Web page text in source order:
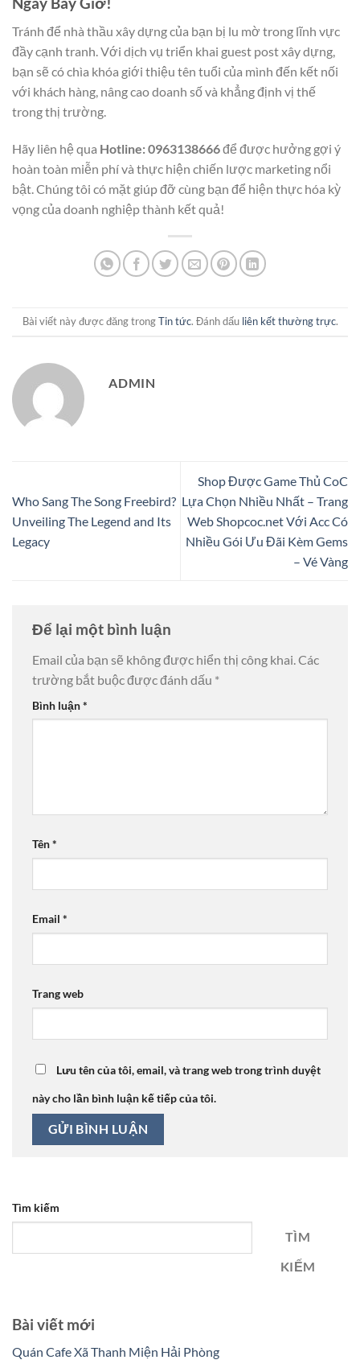
Tránh để nhà thầu xây dựng của bạn bị lu mờ trong lĩnh vực
đầy cạnh tranh. Với dịch vụ triển khai guest post xây dựng,
bạn sẽ có chìa khóa giới thiệu tên tuổi của mình đến kết nối
với khách hàng, nâng cao doanh số và khẳng định vị thế
trong thị trường.
Hãy liên hệ qua Hotline: 0963138666để được hưởng gợi ý
hoàn toàn miễn phí và thực hiện chiến lược marketing nổi
bật. Chúng tôi có mặt giúp đỡ cùng bạn để hiện thực hóa kỳ
vọng của doanh nghiệp thành kết quả!
Bài viết này được đăng trongTin tức. Đánh dấu liên kết thường trực.
ADMIN
Who Sang The Song Freebird?
Unveiling The Legend and Its
Legacy
Shop Được Game Thủ CoC
Lựa Chọn Nhiều Nhất – Trang
Web Shopcoc.net Với Acc Có
Nhiều Gói Ưu Đãi Kèm Gems
– Vé Vàng
Để lại một bình luận
Email của bạn sẽ không được hiển thị công khai. Các
trường bắt buộc được đánh dấu *
Bình luận*
Tên*
Email *
Trang web
Lưu tên của tôi, email, và trang web trong trình duyệt
này cho lần bình luận kế tiếp của tôi.
Tìm kiếm
TÌM
KIẾM
Bài viết mới
Quán Cafe Xã Thanh Miện Hải Phòng